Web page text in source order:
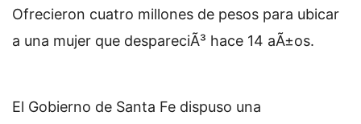
Ofrecieron cuatro millones de pesos para ubicar
a una mujer que despareciÃ³ hace 14 aÃ±os.
El Gobierno de Santa Fe dispuso una